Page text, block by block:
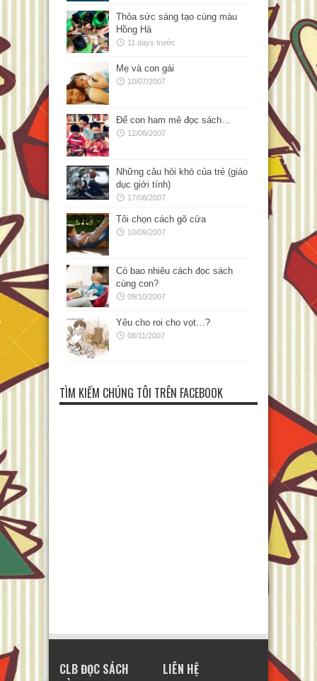
Thỏa sức sáng tạo cùng màu
Hồng Hà
11 days trước
Mẹ và con gái
10/07/2007
Để con ham mê đọc sách…
12/08/2007
Những câu hỏi khó của trẻ (giáo
dục giới tính)
17/08/2007
Tôi chọn cách gõ cửa
10/09/2007
Có bao nhiêu cách đọc sách
cùng con?
09/10/2007
Yêu cho roi cho vọt…?
08/11/2007
TÌM KIẾM CHÚNG TÔI TRÊN FACEBOOK
CLB ĐỌC SÁCH
LIÊN HỆ